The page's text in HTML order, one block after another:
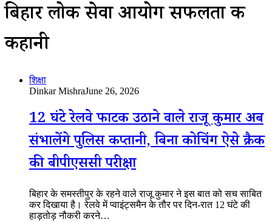
बिहार लोक सेवा आयोग सफलता की
कहानी
शिक्षा
Dinkar MishraJune 26, 2026
12 घंटे रेलवे फाटक उठाने वाले राजू कुमार अब
संभालेंगे पुलिस कप्तानी, बिना कोचिंग ऐसे क्रैक
की बीपीएससी परीक्षा
बिहार के समस्तीपुर के रहने वाले राजू कुमार ने इस बात को सच साबित
कर दिखाया है। रेलवे में प्वाइंट्समैन के तौर पर दिन-रात 12 घंटे की
हाड़तोड़ नौकरी करने…